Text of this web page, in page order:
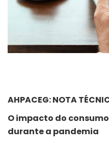
AHPACEG: NOTA
O impacto do
durante a pandemia